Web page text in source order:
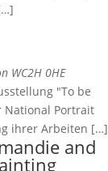
WC2H 0HE
"To be
National Portrait
ihrer Arbeiten […]
and